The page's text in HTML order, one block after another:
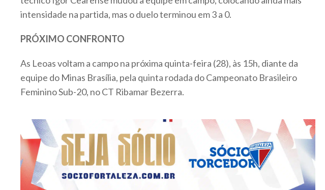
intensidade na partida, mas o duelo terminou em 3 a 0.
PRÓXIMO CONFRONTO
As Leoas voltam a campo na próxima quinta-feira (28), às 15h, diante da
equipe do Minas Brasília, pela quinta rodada do Campeonato Brasileiro
Feminino Sub-20, no CT Ribamar Bezerra.